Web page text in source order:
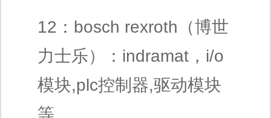
12：bosch rexroth（博世
力士乐）：indramat，i/o
模块,plc控制器,驱动模块
等。